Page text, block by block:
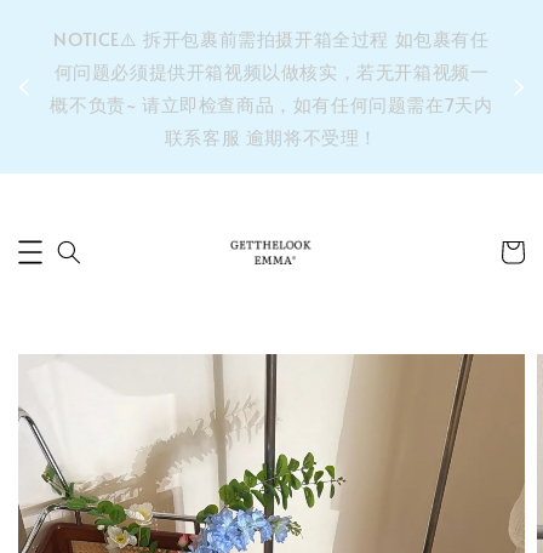
⚠️
NOTICE⚠️ 拆开包裹前需拍摄开箱全过程 如包裹有任
何问题必须提供开箱视频以做核实，若无开箱视频一
概不负责~ 请立即检查商品，如有任何问题需在7天内
联系客服 逾期将不受理！